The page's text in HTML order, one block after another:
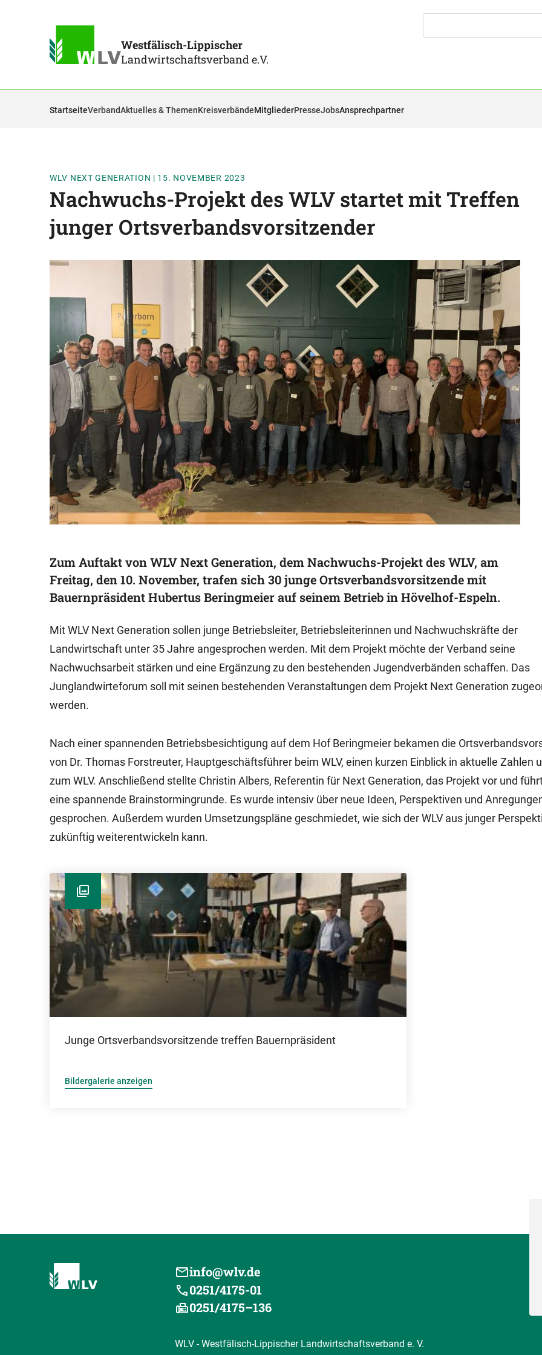
Westfälisch-Lippischer
Landwirtschaftsverband e.V.
StartseiteVerbandAktuelles & ThemenKreisverbändeMitgliederPresseJobsAnsprechpartner
WLV NEXT GENERATION | 15. NOVEMBER 2023
Nachwuchs-Projekt des WLV startet mit Treffen
junger Ortsverbandsvorsitzender
Zum Auftakt von WLV Next Generation, dem Nachwuchs-Projekt des WLV, am
Freitag, den 10. November, trafen sich 30 junge Ortsverbandsvorsitzende mit
Bauernpräsident Hubertus Beringmeier auf seinem Betrieb in Hövelhof-Espeln.
Mit WLV Next Generation sollen junge Betriebsleiter, Betriebsleiterinnen und Nachwuchskräfte der
Landwirtschaft unter 35 Jahre angesprochen werden. Mit dem Projekt möchte der Verband seine
Nachwuchsarbeit stärken und eine Ergänzung zu den bestehenden Jugendverbänden schaffen. Das
Junglandwirteforum soll mit seinen bestehenden Veranstaltungen dem Projekt Next Generation
werden.
Nach einer spannenden Betriebsbesichtigung auf dem Hof Beringmeier bekamen die
von Dr. Thomas Forstreuter, Hauptgeschäftsführer beim WLV, einen kurzen Einblick in aktuelle Zahlen
zum WLV. Anschließend stellte Christin Albers, Referentin für Next Generation, das Projekt vor und
eine spannende Brainstormingrunde. Es wurde intensiv über neue Ideen, Perspektiven und
gesprochen. Außerdem wurden Umsetzungspläne geschmiedet, wie sich der WLV aus junger
zukünftig weiterentwickeln kann.
Junge Ortsverbandsvorsitzende treffen Bauernpräsident
Bildergalerie anzeigen
info@wlv.de
0251/4175-01
0251/4175–136
WLV - Westfälisch-Lippischer Landwirtschaftsverband e. V.